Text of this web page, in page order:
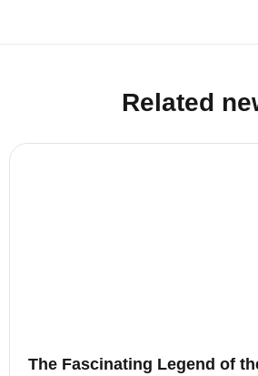
Related
The Fascinating Legend of